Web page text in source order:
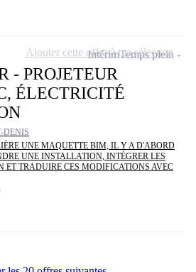
- PROJETEUR
ÉLECTRICITÉ
DENIS
UNE MAQUETTE BIM, IL Y A D'ABORD
UNE INSTALLATION, INTÉGRER LES
ET TRADUIRE CES MODIFICATIONS AVEC
IntérimTemps plein
Ajouter cette offre à ma sélection